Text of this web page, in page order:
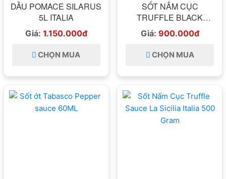
DẦU POMACE SILARUS
5L ITALIA
Giá: 1.150.000đ
CHỌN MUA
SỐT NẤM CỤC
TRUFFLE BLACK
500GRAM ITALIA
Giá: 900.000đ
CHỌN MUA